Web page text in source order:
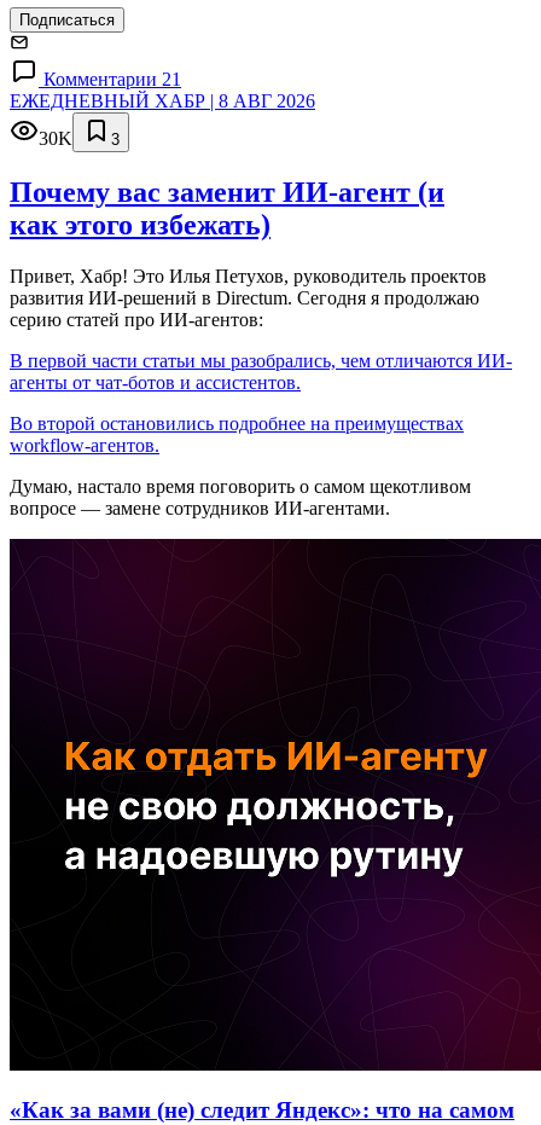
Подписаться
Комментарии 21
ЕЖЕДНЕВНЫЙ ХАБР | 8 АВГ 2026
30K
3
Почему вас заменит ИИ‑агент (и
как этого избежать)
Привет, Хабр! Это Илья Петухов, руководитель проектов
развития ИИ-решений в Directum. Сегодня я продолжаю
серию статей про ИИ-агентов:
В первой части статьи мы разобрались, чем отличаются ИИ-
агенты от чат-ботов и ассистентов.
Во второй остановились подробнее на преимуществах
workflow-агентов.
Думаю, настало время поговорить о самом щекотливом
вопросе — замене сотрудников ИИ-агентами.
«Как за вами (не) следит Яндекс»: что на самом